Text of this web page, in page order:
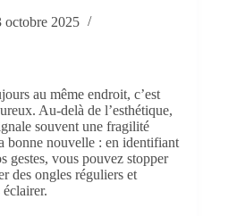
octobre 2025
au même endroit, c’est
Au-delà de l’esthétique,
souvent une fragilité
bonne nouvelle : en identifiant
gestes, vous pouvez stopper
des ongles réguliers et